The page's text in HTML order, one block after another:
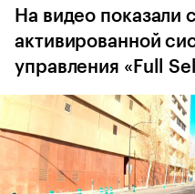
На видео показали
активированной
управления «Full